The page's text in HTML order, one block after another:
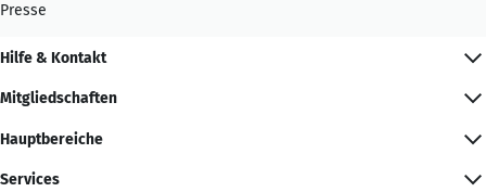
Presse
Hilfe & Kontakt
Mitgliedschaften
Hauptbereiche
Services